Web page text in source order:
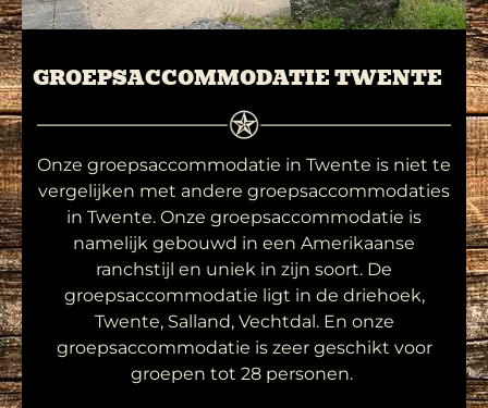
GROEPSACCOMMODATIE TWENTE
Onze groepsaccommodatie in Twente is niet te
vergelijken met andere groepsaccommodaties
in Twente. Onze groepsaccommodatie is
namelijk gebouwd in een Amerikaanse
ranchstijl en uniek in zijn soort. De
groepsaccommodatie ligt in de driehoek,
Twente, Salland, Vechtdal. En onze
groepsaccommodatie is zeer geschikt voor
groepen tot 28 personen.